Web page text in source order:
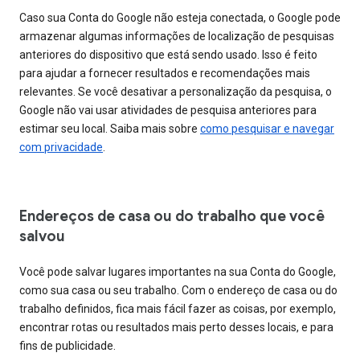
Caso sua Conta do Google não esteja conectada, o Google pode
armazenar algumas informações de localização de pesquisas
anteriores do dispositivo que está sendo usado. Isso é feito
para ajudar a fornecer resultados e recomendações mais
relevantes. Se você desativar a personalização da pesquisa, o
Google não vai usar atividades de pesquisa anteriores para
estimar seu local. Saiba mais sobre como pesquisar e navegar
com privacidade
Endereços de casa ou do trabalho que você
salvou
Você pode salvar lugares importantes na sua Conta do Google,
como sua casa ou seu trabalho. Com o endereço de casa ou do
trabalho definidos, fica mais fácil fazer as coisas, por exemplo,
encontrar rotas ou resultados mais perto desses locais, e para
fins de publicidade.